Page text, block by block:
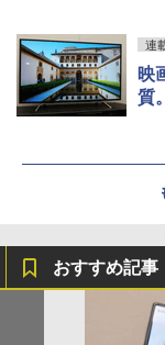
連
映
質
おすすめ記事